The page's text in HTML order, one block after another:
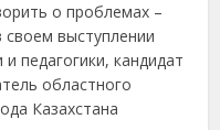
о проблемах –
выступлении
педагогики, кандидат
областного
Казахстана